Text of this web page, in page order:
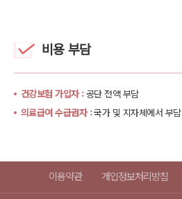
비용 부담
건강보험 가입자 :공단 전액 부담
의료급여 수급권자 :국가 및 지자체에서 부담
이용약관 개인정보처리방침